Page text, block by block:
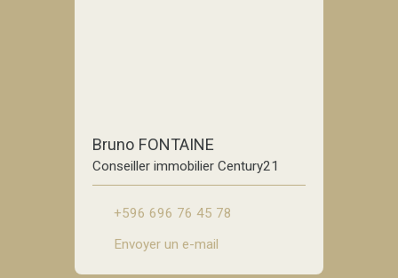
Bruno FONTAINE
Conseiller immobilier Century21
+596 696 76 45 78
Envoyer un e-mail